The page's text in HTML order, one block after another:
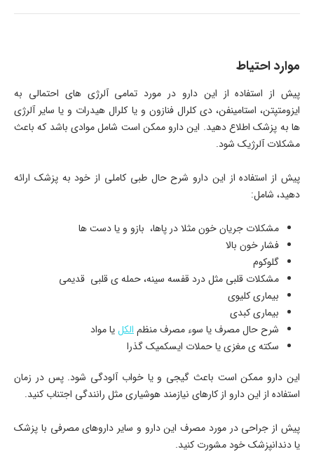
موارد احتیاط
پیش از استفاده از این دارو در مورد تمامی آلرژی های احتمالی به
ایزومتپتن، استامینفن، دی کلرال فنازون و یا کلرال هیدرات و یا سایر آلرژی
ها به پزشک اطلاع دهید. این دارو ممکن است شامل موادی باشد که باعث
مشکلات آلرژیک شود.
پیش از استفاده از این دارو شرح حال طبی کاملی از خود به پزشک ارائه
دهید، شامل:
مشکلات جریان خون مثلا در پاها، بازو و یا دست ها
فشار خون بالا
گلوکوم
مشکلات قلبی مثل درد قفسه سینه، حمله ی قلبی قدیمی
بیماری کلیوی
بیماری کبدی
شرح حال مصرف یا سوء مصرف منظمالکلیا مواد
سکته ی مغزی یا حملات ایسکمیک گذرا
این دارو ممکن است باعث گیجی و یا خواب آلودگی شود. پس در زمان
استفاده از این دارو از کارهای نیازمند هوشیاری مثل رانندگی اجتناب کنید.
پیش از جراحی در مورد مصرف این دارو و سایر داروهای مصرفی با پزشک
یا دندانپزشک خود مشورت کنید.